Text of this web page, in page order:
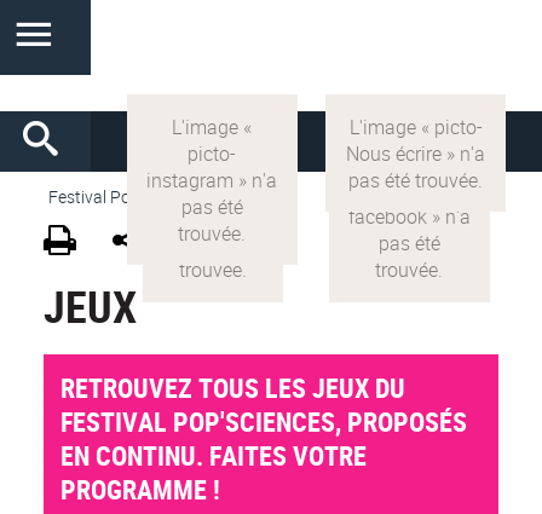
Festival Pop'Sciences >VF
JEUX
RETROUVEZ TOUS LES JEUX DU
FESTIVAL POP'SCIENCES, PROPOSÉS
EN CONTINU. FAITES VOTRE
PROGRAMME !